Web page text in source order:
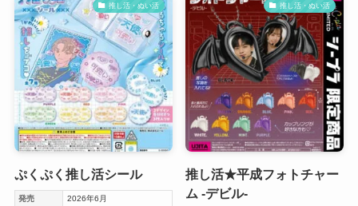
推し活・ぬい活
ぷくぷく推し活シール
発売
2026年6月
推し活・ぬい活
推し活★平成フォトチャー
ム -デビル-